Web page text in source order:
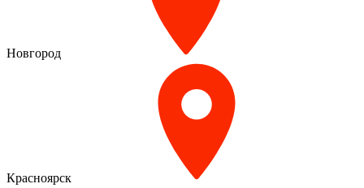
Новгород
Красноярск